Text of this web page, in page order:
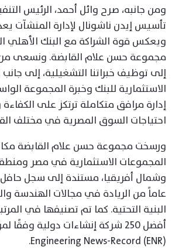
ومن جانبه، صرح وائل أحمد، الرئيس
تأسيس إيدن ناشونال لإدارة المنشآت
ويعكس قوة الشراكة مع البنك
مجموعة حسن علام القابضة. ونسعى
إلى توظيف خبراتنا التشغيلية، إلى جانب
الاستثمارية للبنك وخبرة المجموعة
إدارة مرافق متكاملة ترتكز على
احتياجات السوق المصرية في مختلف
ورسخت مجموعة حسن علام القابضة
المجموعات الاستثمارية في مصر
عاماً من الريادة في مجالات الهندسة
أفضل 250 شركة إنشاءات دولية
Engineering News-Record (ENR).